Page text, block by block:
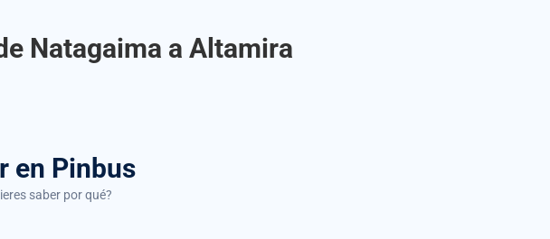
Natagaima a Altamira
en Pinbus
saber por qué?